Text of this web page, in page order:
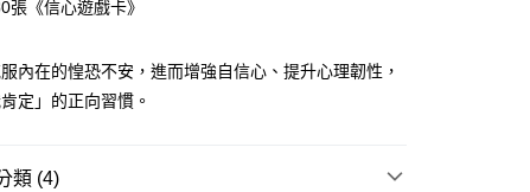
張《信心遊戲卡》
內在的惶恐不安，進而增強自信心、提升心理韌性，
定」的正向習慣。
類 (4)